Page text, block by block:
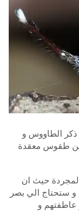
ذكر الطاووس و
من طقوس معقدة
حيث ان
و ستحتاج الي بصر
عاطفتهم و